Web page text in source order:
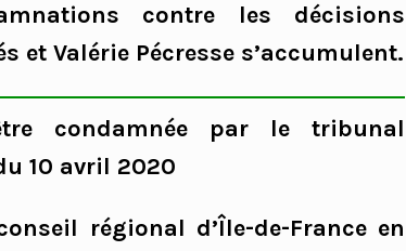
contre les décisions
Valérie Pécresse s’accumulent.
condamnée par le tribunal
10 avril 2020
régional d’Île-de-France en